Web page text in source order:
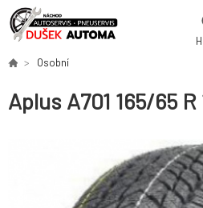
Osobní
Aplus A701 165/65 R